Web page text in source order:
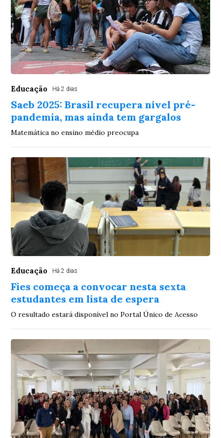
Educação Há 2 dias
Saeb 2025: Brasil recupera nível pré-
pandemia, mas ainda tem gargalos
Matemática no ensino médio preocupa
Educação Há 2 dias
Fies começa a convocar nesta sexta
estudantes em lista de espera
O resultado estará disponível no Portal Único de Acesso